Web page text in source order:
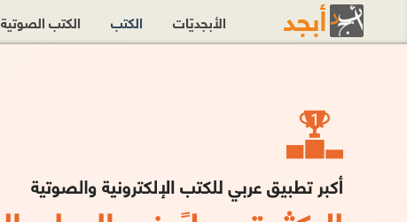
الأبجديّات الكتب الكتب الصوتية